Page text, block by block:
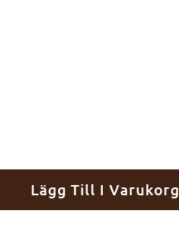
Lägg Till I Varukorg